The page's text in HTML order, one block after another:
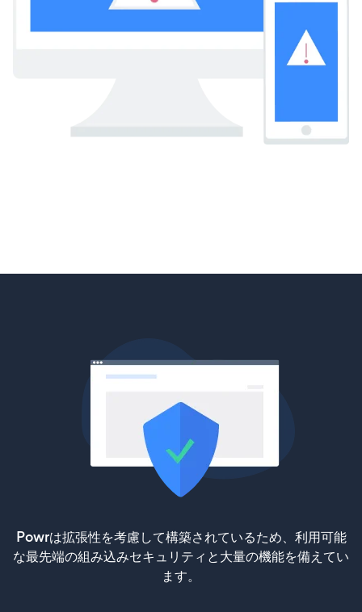
Powrは拡張性を考慮して構築されているため、利用可能
な最先端の組み込みセキュリティと大量の機能を備えてい
ます。